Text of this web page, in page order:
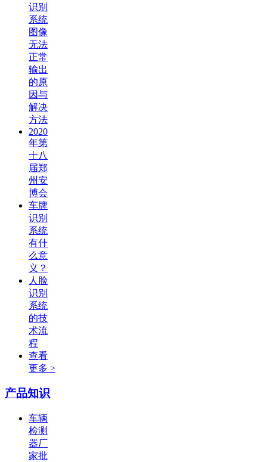
识别
系统
图像
无法
正常
输出
的原
因与
解决
方法
2020
年第
十八
届郑
州安
博会
车牌
识别
系统
有什
么意
义？
人脸
识别
系统
的技
术流
程
查看
更多 >
产品知识
车辆
检测
器厂
家批